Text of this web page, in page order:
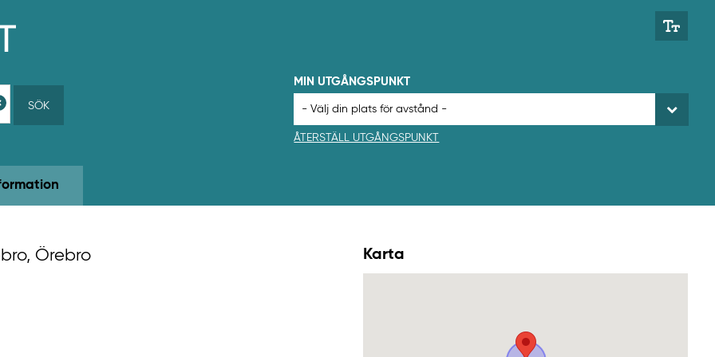
SÖK
MIN UTGÅNGSPUNKT
ÅTERSTÄLL UTGÅNGSPUNKT
Örebro Karta